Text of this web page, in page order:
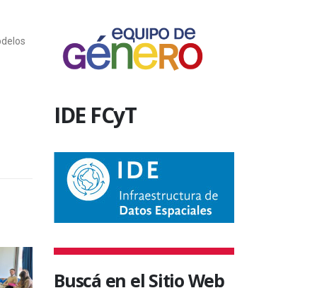
IDE FCyT
Buscá en el Sitio Web